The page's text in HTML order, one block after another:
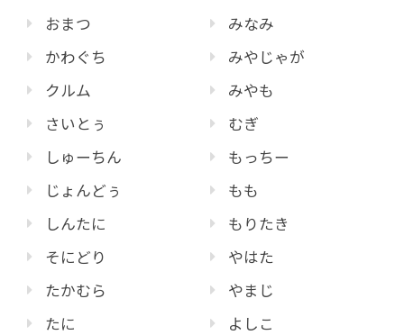
おまつ
かわぐち
クルム
さいとぅ
しゅーちん
じょんどぅ
しんたに
そにどり
たかむら
たに
みなみ
みやじゃが
みやも
むぎ
もっちー
もも
もりたき
やはた
やまじ
よしこ